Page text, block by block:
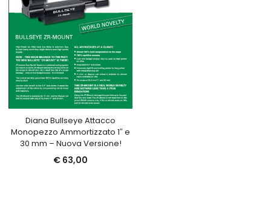
Diana Bullseye Attacco
Monopezzo Ammortizzato 1″ e
30 mm – Nuova Versione!
€ 63,00